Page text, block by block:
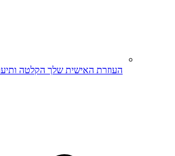
העוזרת האישית שלך הקלטה ותיעוד